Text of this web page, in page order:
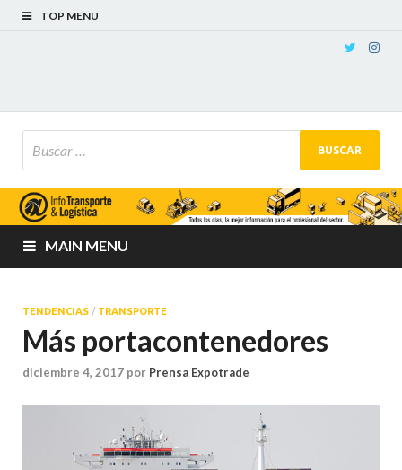
TOP MENU
MAIN MENU
TENDENCIAS / TRANSPORTE
Más portacontenedores
diciembre 4, 2017 por Prensa Expotrade